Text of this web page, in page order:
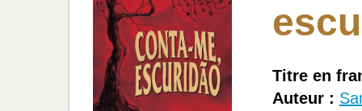
Titre en
Auteur :